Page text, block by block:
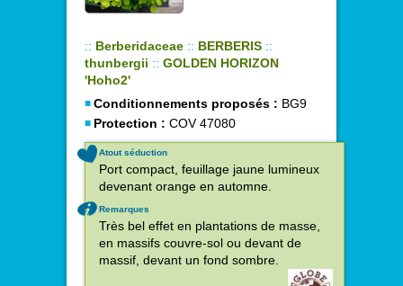
:: Berberidaceae :: BERBERIS ::
thunbergii :: GOLDEN HORIZON
'Hoho2'
Conditionnements proposés : BG9
Protection : COV 47080
Atout séduction
Port compact, feuillage jaune lumineux
devenant orange en automne.
Remarques
Très bel effet en plantations de masse,
en massifs couvre-sol ou devant de
massif, devant un fond sombre.